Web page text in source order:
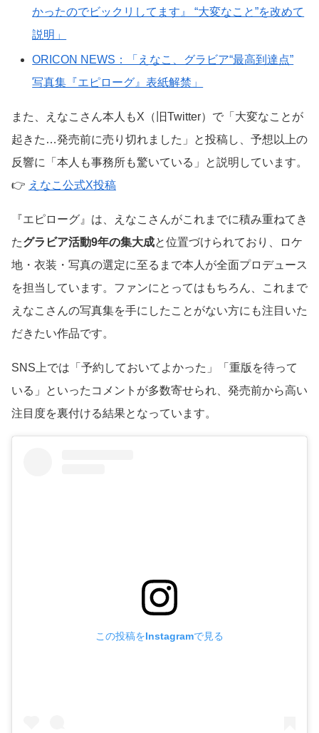
かったのでビックリしてます』 “大変なこと”を改めて
説明」
ORICON NEWS：「えなこ、グラビア“最高到達点”
写真集『エピローグ』表紙解禁」
また、えなこさん本人もX（旧Twitter）で「大変なことが
起きた…発売前に売り切れました」と投稿し、予想以上の
反響に「本人も事務所も驚いている」と説明しています。
👉 えなこ公式X投稿
『エピローグ』は、えなこさんがこれまでに積み重ねてき
たグラビア活動9年の集大成と位置づけられており、ロケ
地・衣装・写真の選定に至るまで本人が全面プロデュース
を担当しています。ファンにとってはもちろん、これまで
えなこさんの写真集を手にしたことがない方にも注目いた
だきたい作品です。
SNS上では「予約しておいてよかった」「重版を待って
いる」といったコメントが多数寄せられ、発売前から高い
注目度を裏付ける結果となっています。
この投稿をInstagramで見る